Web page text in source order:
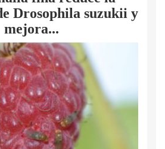
Drosophila suzukii y
mejora...